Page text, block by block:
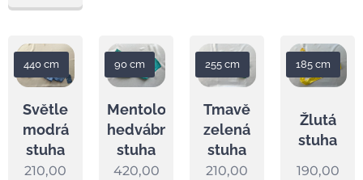
Světle
modrá
stuha
440 cm
210,00
Mentolová
hedvábná
stuha
90 cm
420,00
Tmavě
zelená
stuha
255 cm
210,00
Žlutá
stuha
185 cm
190,00